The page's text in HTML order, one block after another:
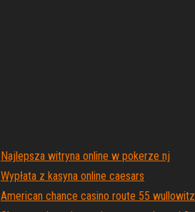
Najlepsza witryna online w pokerze nj
Wypłata z kasyna online caesars
American chance casino route 55 wullowitz